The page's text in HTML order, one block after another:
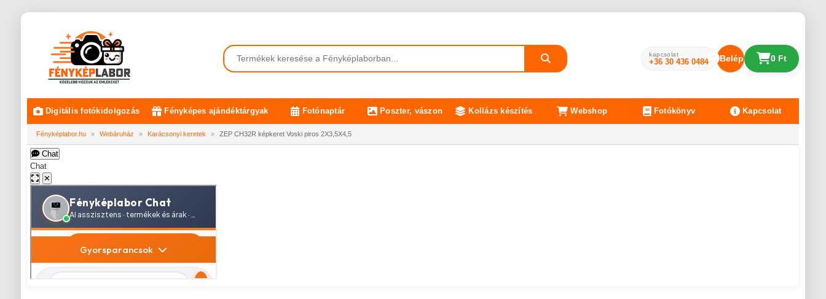
kapcsolat
+36 30 436 0484 Belépés 0 Ft
Digitális fotókidolgozás Fényképes ajándéktárgyak Fotónaptár Poszter, vászon Kollázs készítés Webshop Fotókönyv Kapcsolat
Fényképlabor.hu » Webáruház » Karácsonyi keretek » ZEP CH32R képkeret Voski piros 2X3,5X4,5
Chat
Chat
✕